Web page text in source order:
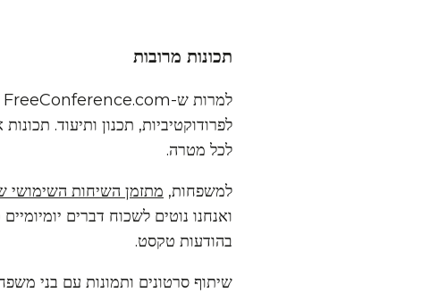
תכונות מרובות
לפרודוקטיביות, תכנון ותיעוד.
לכל מטרה.
למשפחות, מתזמן השיחות השימושי
ואנחנו נוטים לשכוח דברים
בהודעות טקסט.
שיתוף סרטונים ותמונות עם בני